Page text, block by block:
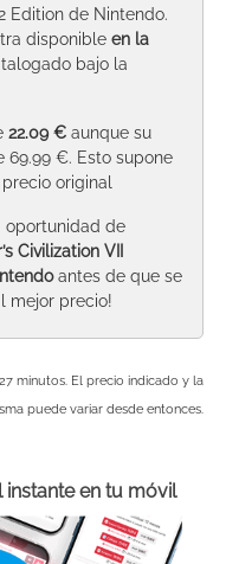
Edition de Nintendo.
disponible en la
bajo la
22.09 € aunque su
69.99 €. Esto supone
original
oportunidad de
Civilization VII
antes de que se
mejor precio!
minutos. El precio indicado y la
puede variar desde entonces.
instante en tu móvil